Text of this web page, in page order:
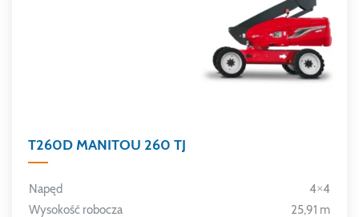
T260D MANITOU 260 TJ
Napęd
4×4
Wysokość robocza
25,91 m